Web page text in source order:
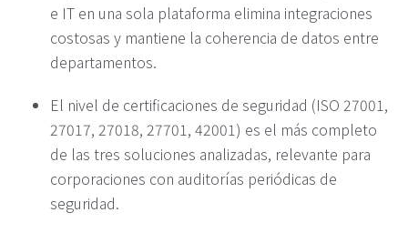
e IT en una sola plataforma elimina integraciones
costosas y mantiene la coherencia de datos entre
departamentos.
El nivel de certificaciones de seguridad (ISO 27001,
27017, 27018, 27701, 42001) es el más completo
de las tres soluciones analizadas, relevante para
corporaciones con auditorías periódicas de
seguridad.